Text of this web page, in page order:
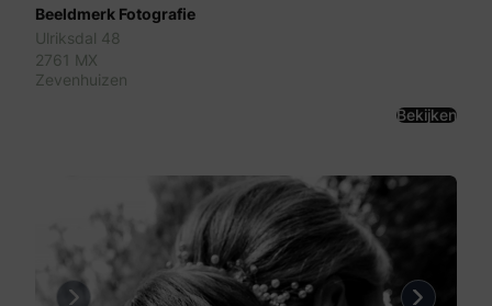
Beeldmerk Fotografie
Ulriksdal 48
2761 MX
Zevenhuizen
Bekijken